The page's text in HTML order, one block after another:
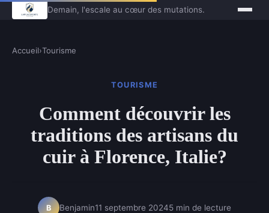
Demain, l'escale au cœur des mutations.
Accueil›Tourisme
TOURISME
Comment découvrir les
traditions des artisans du
cuir à Florence, Italie?
B Benjamin11 septembre 20245 min de lecture